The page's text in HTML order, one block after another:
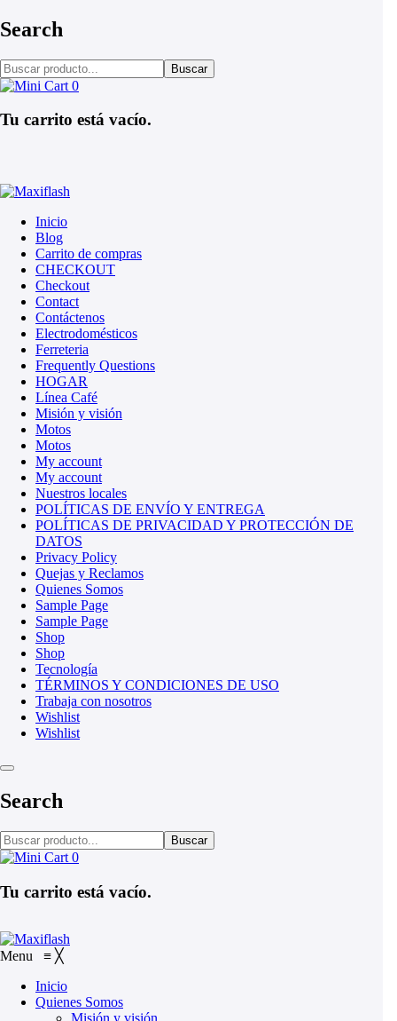
Search
Buscar
0
Tu carrito está vacío.
Inicio
Blog
Carrito de compras
CHECKOUT
Checkout
Contact
Contáctenos
Electrodomésticos
Ferreteria
Frequently Questions
HOGAR
Línea Café
Misión y visión
Motos
Motos
My account
My account
Nuestros locales
POLÍTICAS DE ENVÍO Y ENTREGA
POLÍTICAS DE PRIVACIDAD Y PROTECCIÓN DE
DATOS
Privacy Policy
Quejas y Reclamos
Quienes Somos
Sample Page
Sample Page
Shop
Shop
Tecnología
TÉRMINOS Y CONDICIONES DE USO
Trabaja con nosotros
Wishlist
Wishlist
Search
Buscar
0
Tu carrito está vacío.
Menu ≡ ╳
Inicio
Quienes Somos